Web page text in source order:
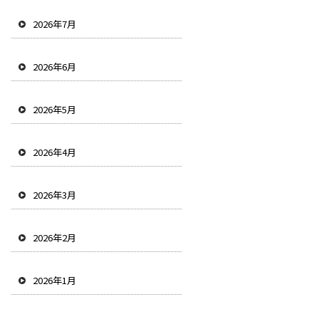
2026年7月
2026年6月
2026年5月
2026年4月
2026年3月
2026年2月
2026年1月